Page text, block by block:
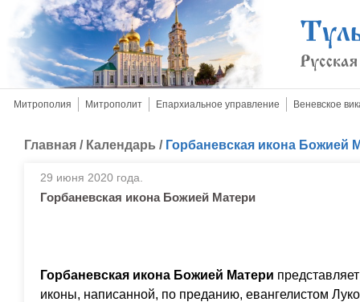
Митрополия Митрополит Епархиальное управление Веневское
Главная / Календарь / Горбаневская икона Божией
29 июня 2020 года.
Горбаневская икона Божией Матери
Горбаневская икона Божией Матери
иконы, написанной, по преданию, евангелистом